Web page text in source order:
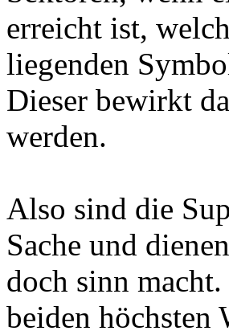
erreicht ist,
liegenden
Dieser bewirkt
werden.
Also sind die
Sache und
doch sinn
beiden höchsten